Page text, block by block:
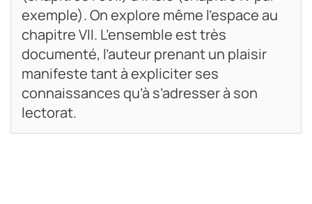
exemple). On explore même l’espace au
chapitre VII. L’ensemble est très
documenté, l’auteur prenant un plaisir
manifeste tant à expliciter ses
connaissances qu’à s’adresser à son
lectorat.